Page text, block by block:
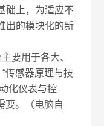
础上，为适应不
出的模块化的新
要用于各大、
传感器原理与技
化仪表与控
要。（电脑自